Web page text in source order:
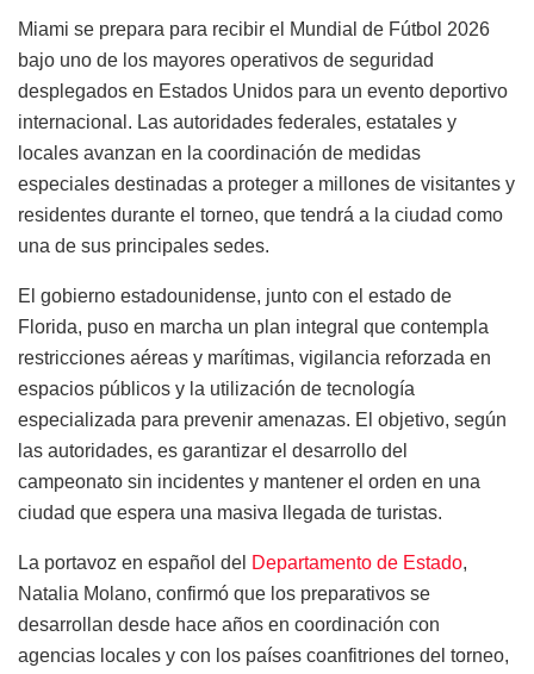
Miami se prepara para recibir el Mundial de Fútbol 2026
bajo uno de los mayores operativos de seguridad
desplegados en Estados Unidos para un evento deportivo
internacional. Las autoridades federales, estatales y
locales avanzan en la coordinación de medidas
especiales destinadas a proteger a millones de visitantes y
residentes durante el torneo, que tendrá a la ciudad como
una de sus principales sedes.
El gobierno estadounidense, junto con el estado de
Florida, puso en marcha un plan integral que contempla
restricciones aéreas y marítimas, vigilancia reforzada en
espacios públicos y la utilización de tecnología
especializada para prevenir amenazas. El objetivo, según
las autoridades, es garantizar el desarrollo del
campeonato sin incidentes y mantener el orden en una
ciudad que espera una masiva llegada de turistas.
La portavoz en español del Departamento de Estado,
Natalia Molano, confirmó que los preparativos se
desarrollan desde hace años en coordinación con
agencias locales y con los países coanfitriones del torneo,